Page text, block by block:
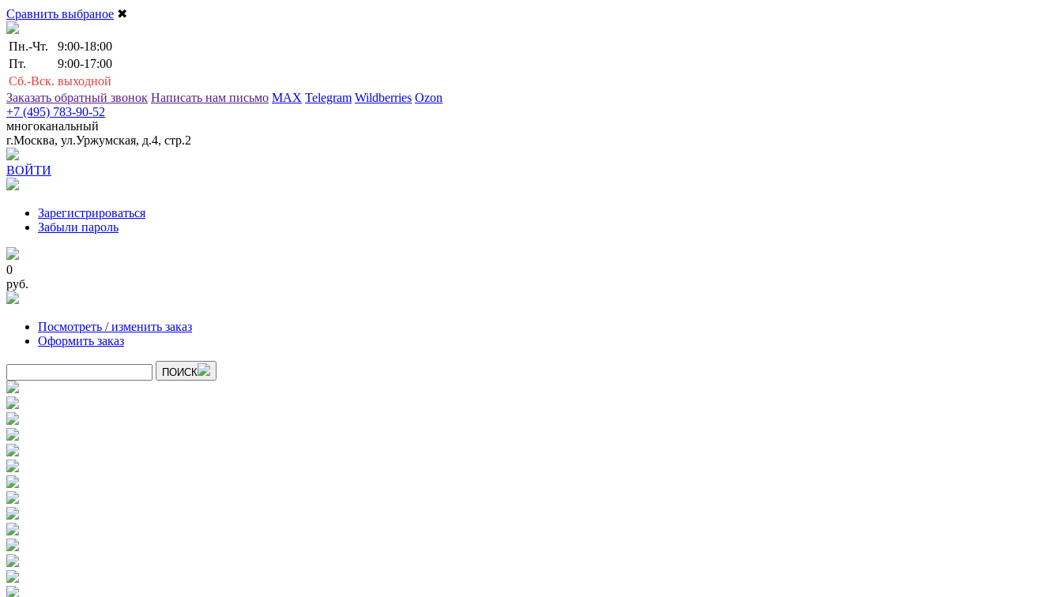
Сравнить выбраное ✖
Пн.-Чт.
9:00-18:00
Пт.
9:00-17:00
Сб.-Вск. выходной
Заказать обратный звонок Написать нам письмо MAX Telegram Wildberries Ozon
+7 (495) 783-90-52
многоканальный
г.Москва, ул.Уржумская, д.4, стр.2
ВОЙТИ
Зарегистрироваться
Забыли пароль
0
руб.
Посмотреть / изменить заказ
Оформить заказ
ПОИСК